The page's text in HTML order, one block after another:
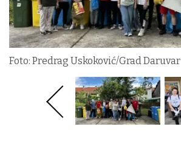
Foto: Predrag Uskoković/Grad Daruvar